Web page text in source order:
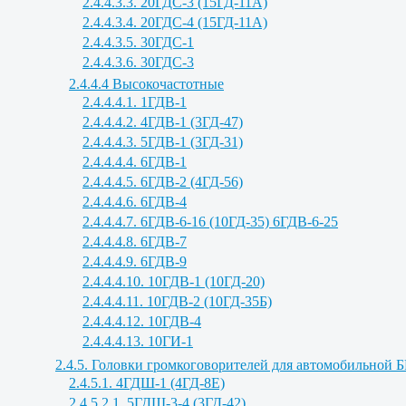
2.4.4.3.4. 20ГДС-4 (15ГД-11А)
2.4.4.3.5. 30ГДС-1
2.4.4.3.6. 30ГДС-3
2.4.4.4 Высокочастотные
2.4.4.4.1. 1ГДВ-1
2.4.4.4.2. 4ГДВ-1 (3ГД-47)
2.4.4.4.3. 5ГДВ-1 (3ГД-31)
2.4.4.4.4. 6ГДВ-1
2.4.4.4.5. 6ГДВ-2 (4ГД-56)
2.4.4.4.6. 6ГДВ-4
2.4.4.4.7. 6ГДВ-6-16 (10ГД-35) 6ГДВ-6-25
2.4.4.4.8. 6ГДВ-7
2.4.4.4.9. 6ГДВ-9
2.4.4.4.10. 10ГДВ-1 (10ГД-20)
2.4.4.4.11. 10ГДВ-2 (10ГД-35Б)
2.4.4.4.12. 10ГДВ-4
2.4.4.4.13. 10ГИ-1
2.4.5. Головки громкоговорителей для автомобильной
2.4.5.1. 4ГДШ-1 (4ГД-8Е)